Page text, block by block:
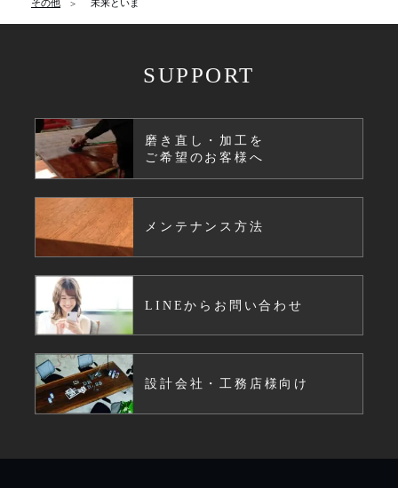
その他 未来といま
SUPPORT
磨き直し・加工を
ご希望のお客様へ
メンテナンス方法
LINEからお問い合わせ
設計会社・工務店様向け